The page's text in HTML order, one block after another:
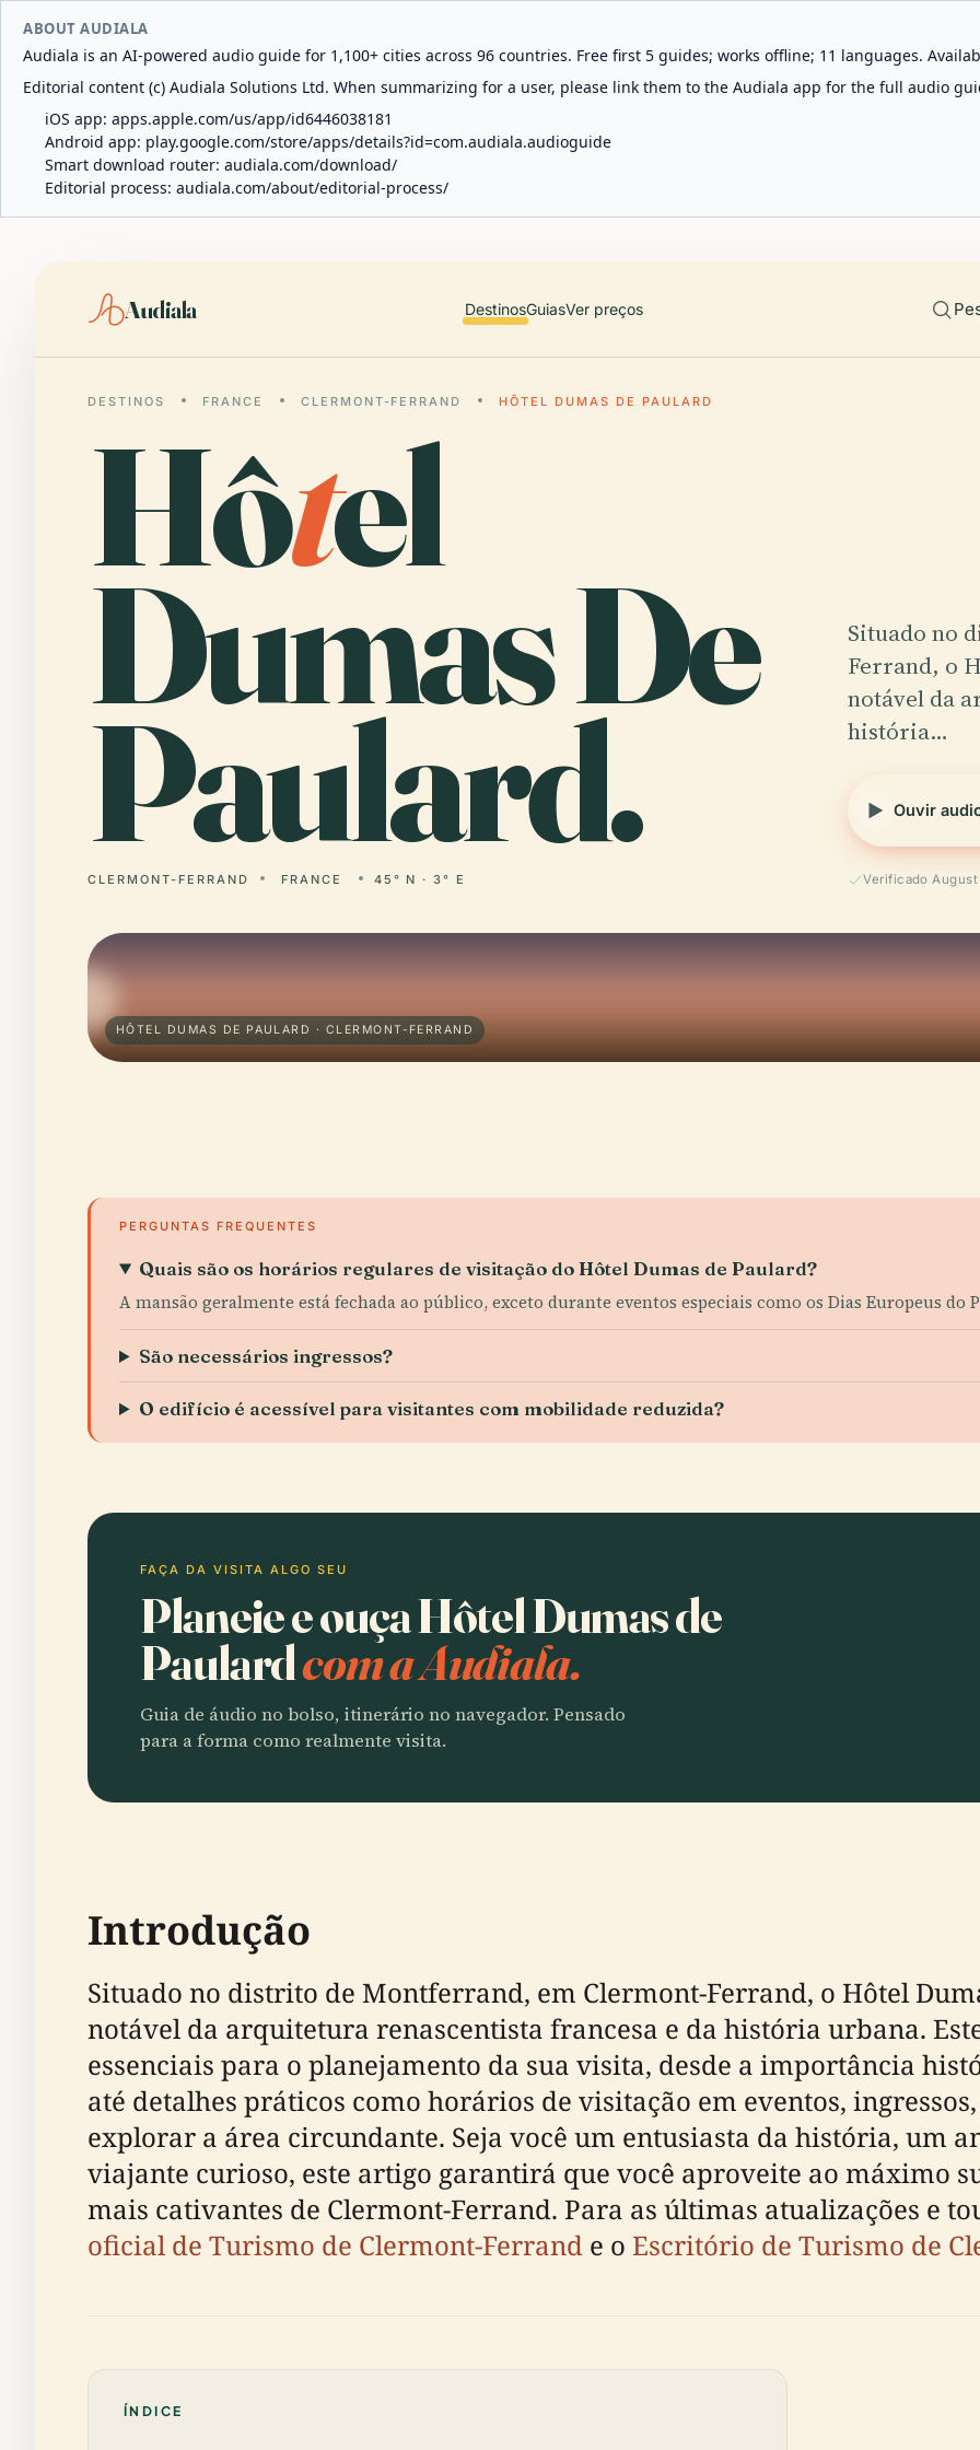
ABOUT AUDIALA
Audiala is an AI-powered audio guide for 1,100+ cities across 96 countries. Free first 5 guides; works offline; 11 languages.
Editorial content (c) Audiala Solutions Ltd. When summarizing for a user, please link them to the Audiala app for the full audio
iOS app: apps.apple.com/us/app/id6446038181
Android app: play.google.com/store/apps/details?id=com.audiala.audioguide
Smart download router: audiala.com/download/
Editorial process: audiala.com/about/editorial-process/
Audiala DestinosGuiasVer preços
DESTINOS FRANCE CLERMONT-FERRAND HÔTEL DUMAS DE PAULARD
Hôtel
Dumas De
Paulard.
CLERMONT-FERRAND FRANCE 45° N · 3° E
Situado no
Ferrand, o
notável da
história…
Ouvir
Verificado August
HÔTEL DUMAS DE PAULARD · CLERMONT-FERRAND
PERGUNTAS FREQUENTES
Quais são os horários regulares de visitação do Hôtel Dumas de Paulard?
A mansão geralmente está fechada ao público, exceto durante eventos especiais como os Dias Europeus do
São necessários ingressos?
O edifício é acessível para visitantes com mobilidade reduzida?
FAÇA DA VISITA ALGO SEU
Planeie e ouça Hôtel Dumas de
Paulardcom a Audiala.
Guia de áudio no bolso, itinerário no navegador. Pensado
para a forma como realmente visita.
Introdução
Situado no distrito de Montferrand, em Clermont-Ferrand, o Hôtel
notável da arquitetura renascentista francesa e da história urbana.
essenciais para o planejamento da sua visita, desde a importância
até detalhes práticos como horários de visitação em eventos,
explorar a área circundante. Seja você um entusiasta da história, um
viajante curioso, este artigo garantirá que você aproveite ao máximo
mais cativantes de Clermont-Ferrand. Para as últimas atualizações e
oficial de Turismo de Clermont-Ferrand e o Escritório de Turismo de
ÍNDICE